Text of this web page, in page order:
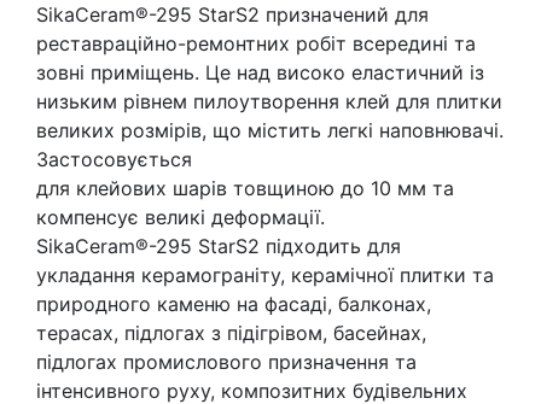
подвійної
консистенції
кількість
SikaCeram®-295 StarS2 призначений для
реставраційно-ремонтних робіт всередині та
зовні приміщень. Це над високо еластичний із
низьким рівнем пилоутворення клей для плитки
великих розмірів, що містить легкі наповнювачі.
Застосовується
для клейових шарів товщиною до 10 мм та
компенсує великі деформації.
SikaCeram®-295 StarS2 підходить для
укладання керамограніту, керамічної плитки та
природного каменю на фасаді, балконах,
терасах, підлогах з підігрівом, басейнах,
підлогах промислового призначення та
інтенсивного руху, композитних будівельних